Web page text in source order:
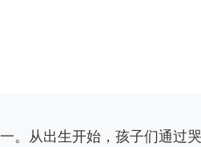
。从出生开始，孩子们通过